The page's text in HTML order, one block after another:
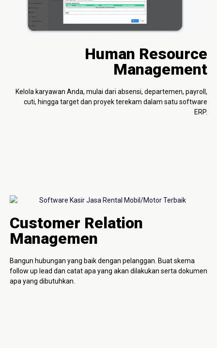
Human Resource
Management
Kelola karyawan Anda, mulai dari absensi, departemen, payroll,
cuti, hingga target dan proyek terekam dalam satu software
ERP.
Customer Relation
Managemen
Bangun hubungan yang baik dengan pelanggan. Buat skema
follow up lead dan catat apa yang akan dilakukan serta dokumen
apa yang dibutuhkan.